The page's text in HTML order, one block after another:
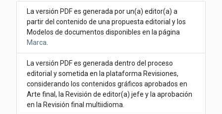
La versión PDF es generada por un(a) editor(a) a
partir del contenido de una propuesta editorial y los
Modelos de documentos disponibles en la página
Marca
La versión PDF es generada dentro del proceso
editorial y sometida en la plataforma Revisiones,
considerando los contenidos gráficos aprobados en
Arte final, la Revisión de editor(a) jefe y la aprobación
en la Revisión final multiidioma.